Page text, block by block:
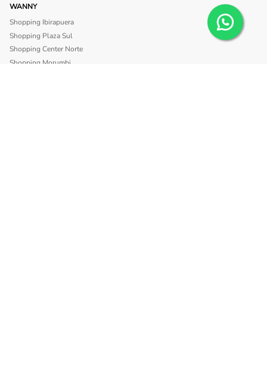
WANNY
Shopping Ibirapuera
Shopping Plaza Sul
Shopping Center Norte
Shopping Morumbi